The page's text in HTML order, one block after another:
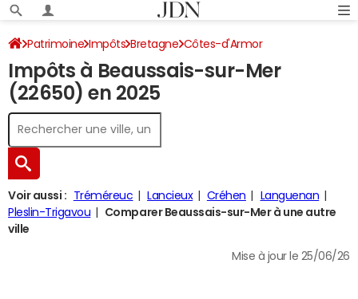
Patrimoine Impôts Bretagne Côtes-d'Armor
Beaussais-sur-Mer Impôt sur le revenu
Impôts à Beaussais-sur-Mer
(22650) en 2025
Voir aussi : Tréméreuc Lancieux Créhen
Languenan
Pleslin-Trigavou
Comparer Beaussais-sur-Mer à une autre
ville
Mise à jour le 25/06/26